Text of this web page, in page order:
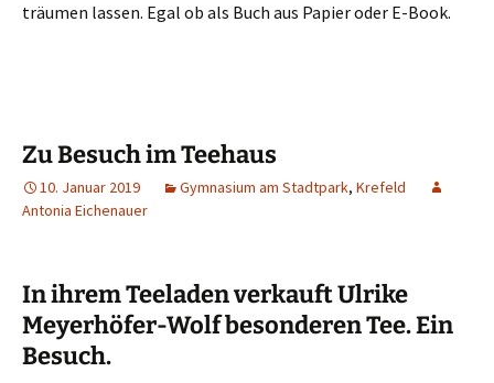
träumen lassen. Egal ob als Buch aus Papier oder E-Book.
Zu Besuch im Teehaus
10. Januar 2019 Gymnasium am Stadtpark, Krefeld
Antonia Eichenauer
In ihrem Teeladen verkauft Ulrike
Meyerhöfer-Wolf besonderen Tee. Ein
Besuch.